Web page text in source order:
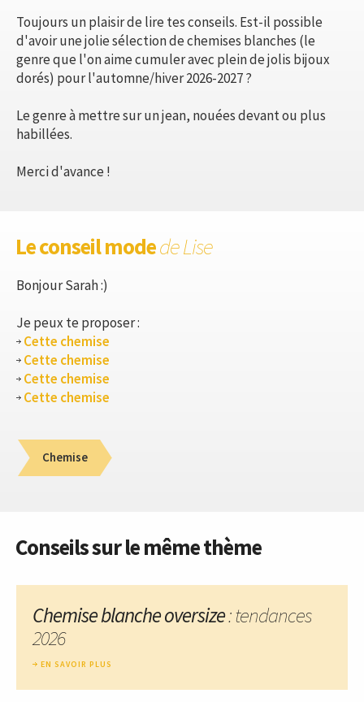
Toujours un plaisir de lire tes conseils. Est-il possible
d'avoir une jolie sélection de chemises blanches (le
genre que l'on aime cumuler avec plein de jolis bijoux
dorés) pour l'automne/hiver 2026-2027 ?
Le genre à mettre sur un jean, nouées devant ou plus
habillées.
Merci d'avance !
Le conseil modede Lise
Bonjour Sarah :)
Je peux te proposer :
Cette chemise
Cette chemise
Cette chemise
Cette chemise
Chemise
Conseils sur le même thème
Chemise blanche oversize: tendances
2026
EN SAVOIR PLUS